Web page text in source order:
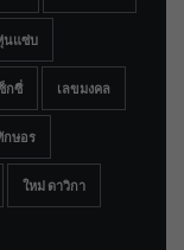
นแซ่บ
กซี่ เลขมงคล
กษอร
ใหม่ ดาวิกา